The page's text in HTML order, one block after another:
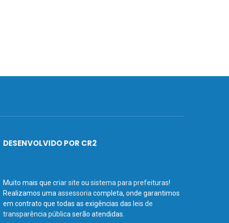
DESENVOLVIDO POR CR2
Muito mais que criar site ou sistema para prefeituras!
Realizamos uma assessoria completa, onde garantimos
em contrato que todas as exigências das leis de
transparência pública serão atendidas.